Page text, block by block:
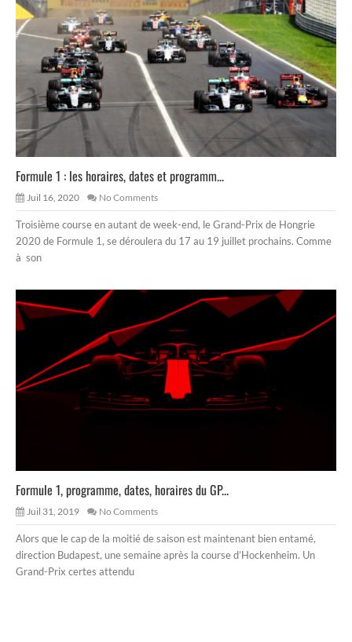
Formule 1 : les horaires, dates et programm...
Juil 16, 2020 No Comments
Troisième course en autant de week-end, le Grand-Prix de Hongrie
2020 de Formule 1, se déroulera du 17 au 19 juillet prochains. Comme
à son
Formule 1, programme, dates, horaires du GP...
Juil 31, 2019 No Comments
Alors que le cap de la moitié de saison est maintenant bien entamé,
direction Budapest, une semaine après la course d’Hockenheim. Un
Grand-Prix certes attendu